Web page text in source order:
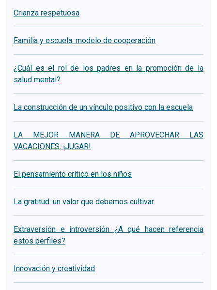
Crianza respetuosa
Familia y escuela: modelo de cooperación
¿Cuál es el rol de los padres en la promoción de la
salud mental?
La construcción de un vínculo positivo con la escuela
LA MEJOR MANERA DE APROVECHAR LAS
VACACIONES: ¡JUGAR!
El pensamiento crítico en los niños
La gratitud: un valor que debemos cultivar
Extraversión e introversión ¿A qué hacen referencia
estos perfiles?
Innovación y creatividad